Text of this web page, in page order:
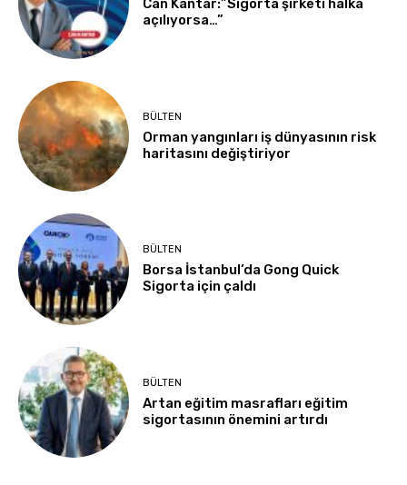
Can Kantar:”Sigorta şirketi halka
açılıyorsa…”
BÜLTEN
Orman yangınları iş dünyasının risk
haritasını değiştiriyor
BÜLTEN
Borsa İstanbul’da Gong Quick
Sigorta için çaldı
BÜLTEN
Artan eğitim masrafları eğitim
sigortasının önemini artırdı